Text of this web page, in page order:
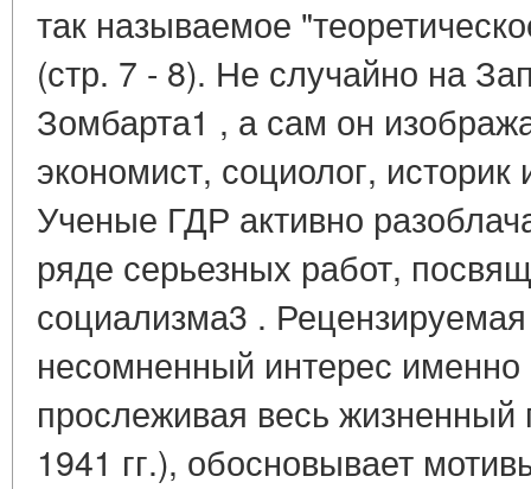
так называемое
(стр. 7 - 8). Не случайно на
Зомбарта1 , а сам он
экономист, социолог,
Ученые ГДР активно
ряде серьезных работ,
социализма3 . Рецензируемая
несомненный интерес
прослеживая весь жизненный
1941 гг.), обосновывает